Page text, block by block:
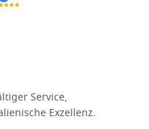
Service,
Exzellenz.